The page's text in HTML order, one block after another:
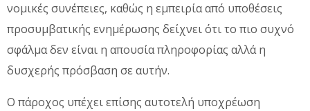
νομικές συνέπειες, καθώς η εμπειρία από υποθέσεις
προσυμβατικής ενημέρωσης δείχνει ότι το πιο συχνό
σφάλμα δεν είναι η απουσία πληροφορίας αλλά η
δυσχερής πρόσβαση σε αυτήν.
Ο πάροχος υπέχει επίσης αυτοτελή υποχρέωση